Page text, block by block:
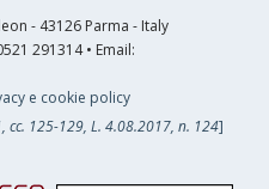
- 43126 Parma - Italy
291314 • Email:
e cookie policy
cc. 125-129, L. 4.08.2017, n. 124]